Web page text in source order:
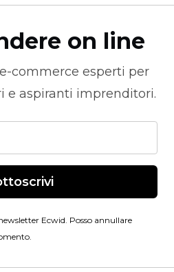
on line
e-commerce esperti per
e aspiranti imprenditori.
Ecwid. Posso annullare